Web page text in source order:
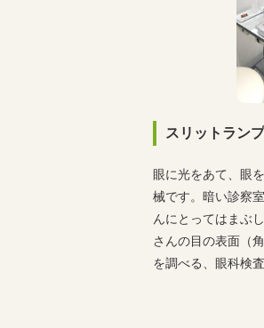
スリットランプ
眼に光をあて、眼
械です。暗い診察
んにとってはまぶ
さんの目の表面（
を調べる、眼科検